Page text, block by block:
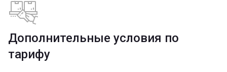
Дополнительные условия по
тарифу